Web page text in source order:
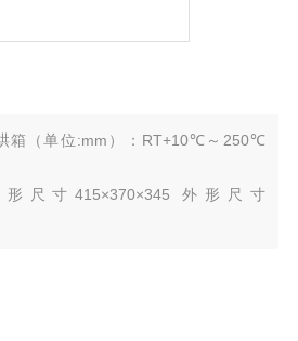
箱（单位:mm）：RT+10℃～250℃
尺寸415×370×345 外形尺寸